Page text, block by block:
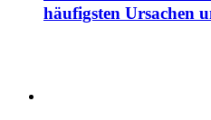
häufigsten Ursachen